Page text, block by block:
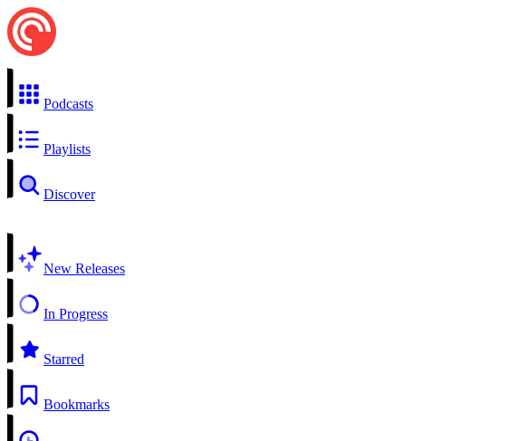
Podcasts
Playlists
Discover
New Releases
In Progress
Starred
Bookmarks